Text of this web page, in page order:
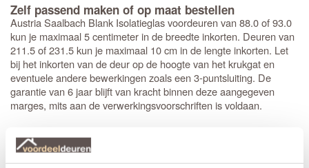
Zelf passend maken of op maat bestellen
Austria Saalbach Blank Isolatieglas voordeuren van 88.0 of 93.0
kun je maximaal 5 centimeter in de breedte inkorten. Deuren van
211.5 of 231.5 kun je maximaal 10 cm in de lengte inkorten. Let
bij het inkorten van de deur op de hoogte van het krukgat en
eventuele andere bewerkingen zoals een 3-puntsluiting. De
garantie van 6 jaar blijft van kracht binnen deze aangegeven
marges, mits aan de verwerkingsvoorschriften is voldaan.
deur niet meer ingekort worden.